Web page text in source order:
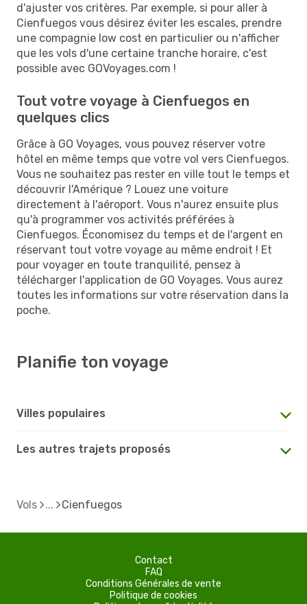
d'ajuster vos critères. Par exemple, si pour aller à
Cienfuegos vous désirez éviter les escales, prendre
une compagnie low cost en particulier ou n'afficher
que les vols d'une certaine tranche horaire, c'est
possible avec GOVoyages.com !
Tout votre voyage à Cienfuegos en
quelques clics
Grâce à GO Voyages, vous pouvez réserver votre
hôtel en même temps que votre vol vers Cienfuegos.
Vous ne souhaitez pas rester en ville tout le temps et
découvrir l'Amérique ? Louez une voiture
directement à l'aéroport. Vous n'aurez ensuite plus
qu'à programmer vos activités préférées à
Cienfuegos. Économisez du temps et de l'argent en
réservant tout votre voyage au même endroit ! Et
pour voyager en toute tranquilité, pensez à
télécharger l'application de GO Voyages. Vous aurez
toutes les informations sur votre réservation dans la
poche.
Planifie ton voyage
Villes populaires
Les autres trajets proposés
Vols Cienfuegos
Contact
FAQ
Conditions Générales de vente
Politique de cookies